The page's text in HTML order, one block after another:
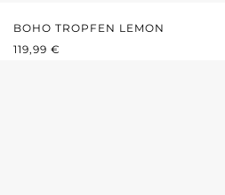
BOHO TROPFEN LEMON
REGULÄRER PREIS:
119,99 €